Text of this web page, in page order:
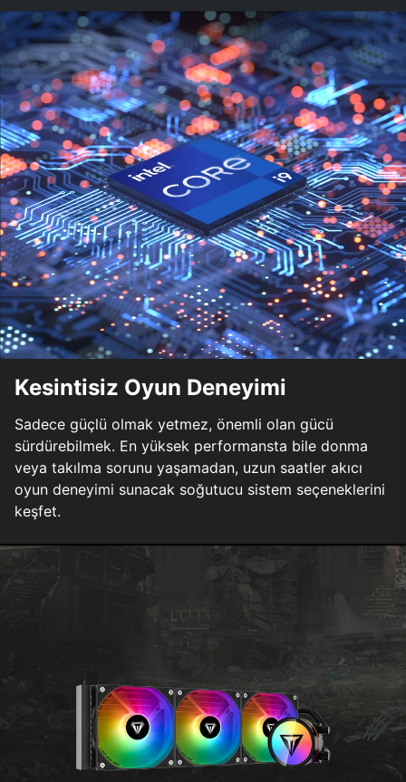
Kesintisiz Oyun Deneyimi
Sadece güçlü olmak yetmez, önemli olan gücü
sürdürebilmek. En yüksek performansta bile donma
veya takılma sorunu yaşamadan, uzun saatler akıcı
oyun deneyimi sunacak soğutucu sistem seçeneklerini
keşfet.